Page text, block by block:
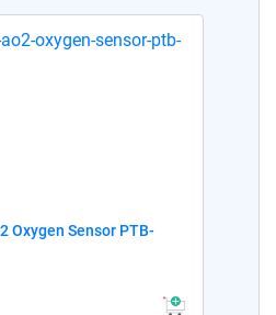
Oxygen Sensor PTB-